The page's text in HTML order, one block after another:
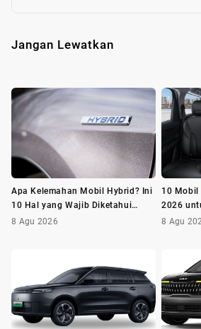
Jangan Lewatkan
Apa Kelemahan Mobil Hybrid? Ini
10 Hal yang Wajib Diketahui
Sebelum Membeli
8 Agu 2026
10 Mobil
2026
8 Agu